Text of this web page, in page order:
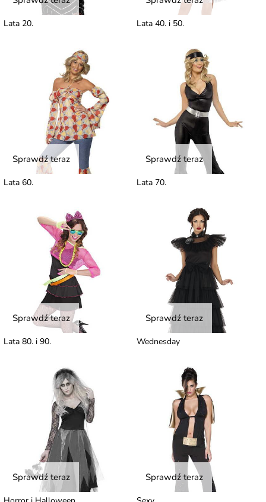
Lata 20. Lata 40. i 50.
Sprawdź teraz
Lata 60.
Sprawdź teraz
Lata 70.
Sprawdź teraz
Lata 80. i 90.
Sprawdź teraz
Wednesday
Sprawdź teraz Sprawdź teraz